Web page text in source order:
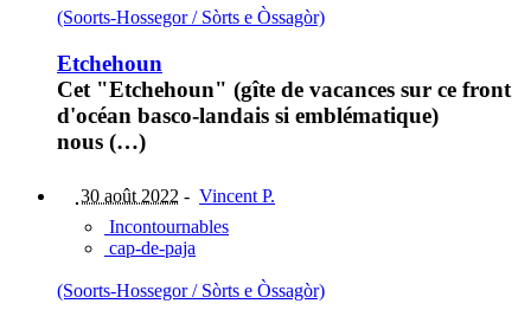
(Soorts-Hossegor / Sòrts e Òssagòr)
Etchehoun
Cet "Etchehoun" (gîte de vacances sur ce front
d'océan basco-landais si emblématique)
nous (…)
30 août 2022 - Vincent P.
Incontournables
cap-de-paja
(Soorts-Hossegor / Sòrts e Òssagòr)